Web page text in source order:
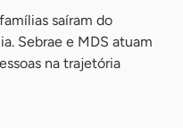
saíram do
Sebrae e MDS atuam
na trajetória